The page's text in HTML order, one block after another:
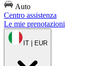
Auto
Centro assistenza
Le mie prenotazioni
IT | EUR